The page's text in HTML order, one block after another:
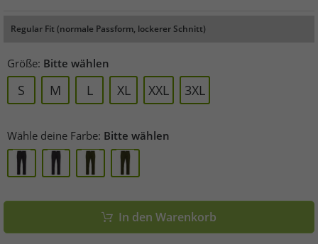
Regular Fit (normale Passform, lockerer Schnitt)
Größe: Bitte wählen
S M L XL XXL 3XL
Wähle deine Farbe: Bitte wählen
In den Warenkorb